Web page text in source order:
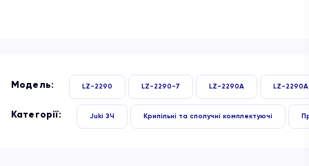
Модель: LZ-2290 LZ-2290-7 LZ-2290A LZ-
Категорії: Juki ЗЧ Крипільні та сполучні комплектуючі